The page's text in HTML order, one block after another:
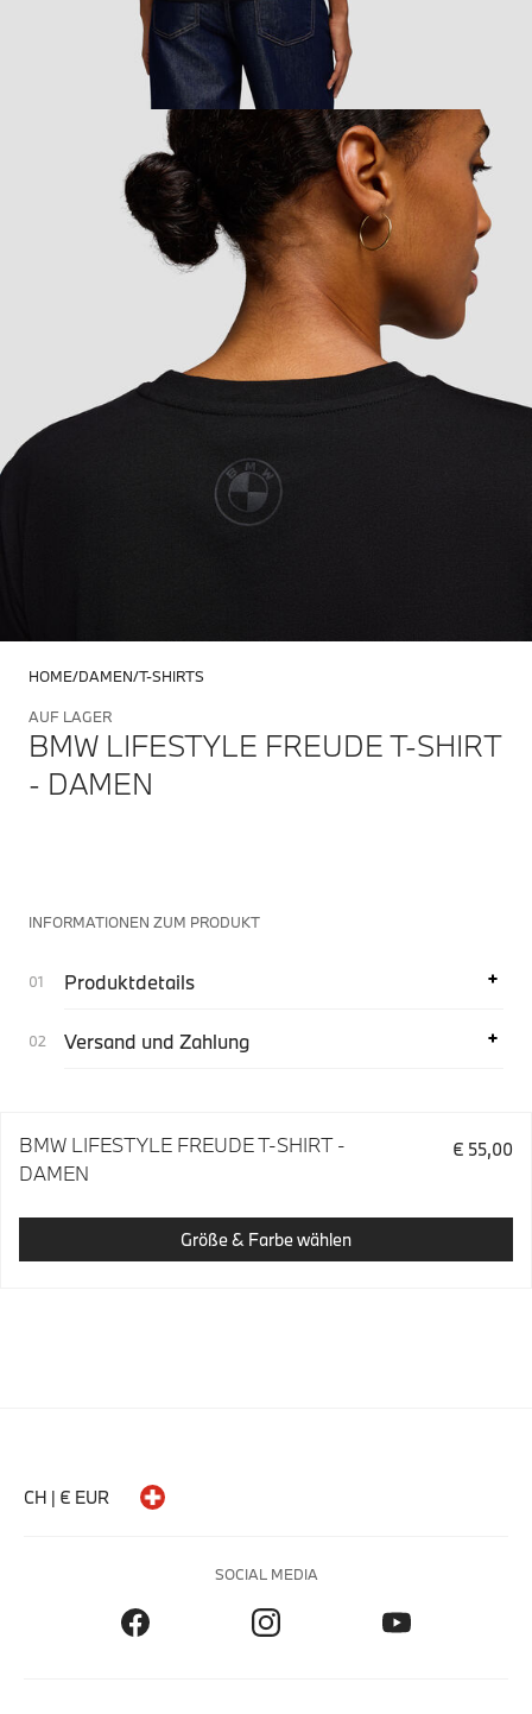
HOME DAMEN T-SHIRTS
AUF LAGER
BMW LIFESTYLE FREUDE T-SHIRT
- DAMEN
INFORMATIONEN ZUM PRODUKT
Produktdetails
Versand und Zahlung
BMW LIFESTYLE FREUDE T-SHIRT -
DAMEN
€ 55,00
Größe & Farbe wählen
CH | € EUR
SOCIAL MEDIA